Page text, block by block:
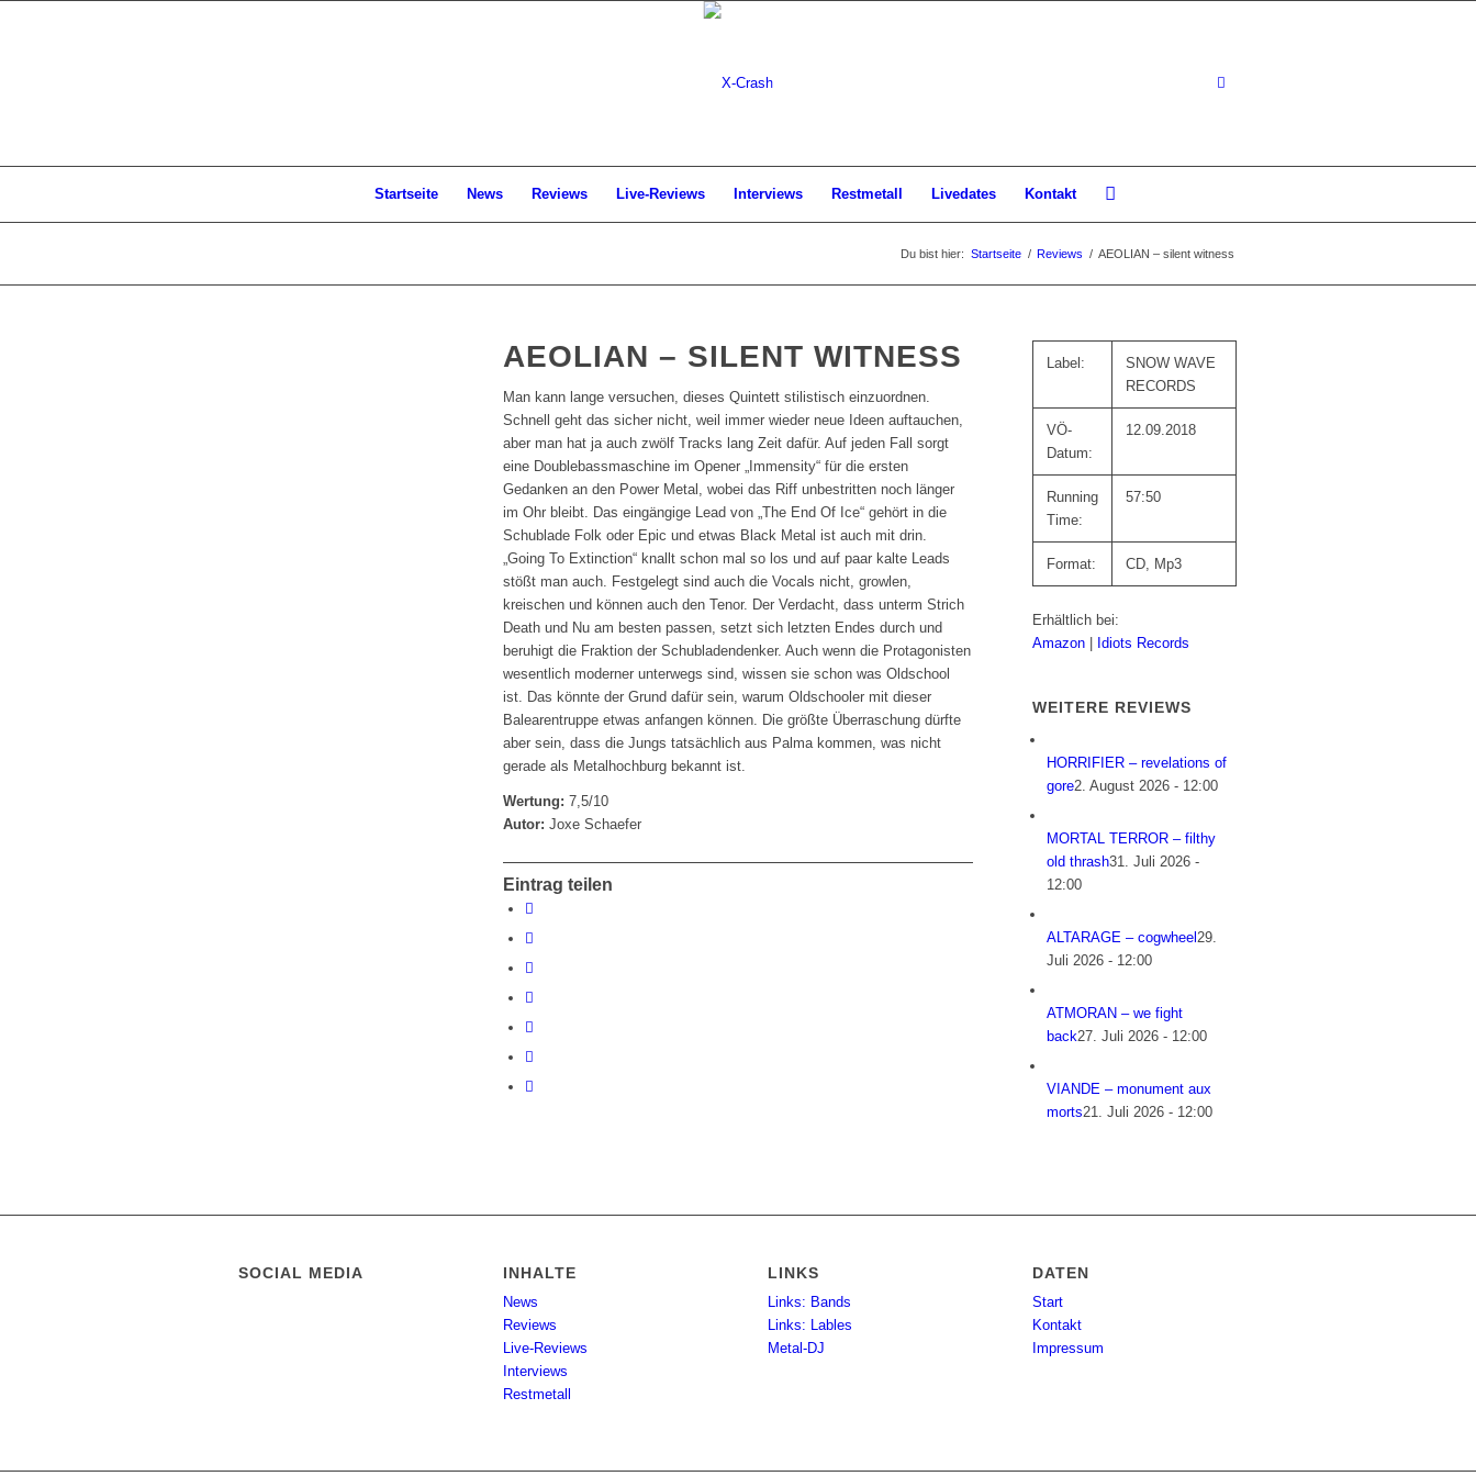
Startseite News Reviews Live-Reviews Interviews Restmetall Livedates Kontakt
Du bist hier: Startseite / Reviews / AEOLIAN – silent witness
AEOLIAN – SILENT WITNESS
Man kann lange versuchen, dieses Quintett stilistisch einzuordnen.
Schnell geht das sicher nicht, weil immer wieder neue Ideen auftauchen,
aber man hat ja auch zwölf Tracks lang Zeit dafür. Auf jeden Fall sorgt
eine Doublebassmaschine im Opener „Immensity“ für die ersten
Gedanken an den Power Metal, wobei das Riff unbestritten noch länger
im Ohr bleibt. Das eingängige Lead von „The End Of Ice“ gehört in die
Schublade Folk oder Epic und etwas Black Metal ist auch mit drin.
„Going To Extinction“ knallt schon mal so los und auf paar kalte Leads
stößt man auch. Festgelegt sind auch die Vocals nicht, growlen,
kreischen und können auch den Tenor. Der Verdacht, dass unterm Strich
Death und Nu am besten passen, setzt sich letzten Endes durch und
beruhigt die Fraktion der Schubladendenker. Auch wenn die Protagonisten
wesentlich moderner unterwegs sind, wissen sie schon was Oldschool
ist. Das könnte der Grund dafür sein, warum Oldschooler mit dieser
Balearentruppe etwas anfangen können. Die größte Überraschung dürfte
aber sein, dass die Jungs tatsächlich aus Palma kommen, was nicht
gerade als Metalhochburg bekannt ist.
Wertung: 7,5/10
Autor: Joxe Schaefer
Eintrag teilen
Label:
SNOW WAVE
RECORDS
VÖ-
Datum:
12.09.2018
Running
Time:
57:50
Format: CD, Mp3
Erhältlich bei:
Amazon
Idiots Records
WEITERE REVIEWS
HORRIFIER – revelations of
gore2. August 2026 - 12:00
MORTAL TERROR – filthy
old thrash31. Juli 2026 -
12:00
ALTARAGE – cogwheel29.
Juli 2026 - 12:00
ATMORAN – we fight
back27. Juli 2026 - 12:00
VIANDE – monument aux
morts21. Juli 2026 - 12:00
SOCIAL MEDIA INHALTE
News
Reviews
Live-Reviews
Interviews
Restmetall
LINKS
Links: Bands
Links: Lables
Metal-DJ
DATEN
Start
Kontakt
Impressum